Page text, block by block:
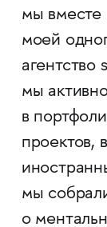
мы
моей
мы
в
проектов,
мы
о